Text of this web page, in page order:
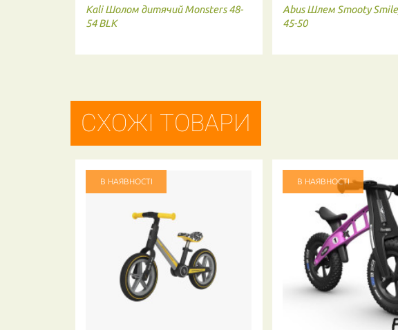
Kali Шолом дитячий Monsters 48-
54 BLK
Abus Шлем Smooty
45-50
СХОЖІ ТОВАРИ
В НАЯВНОСТІ В НАЯВНОСТІ